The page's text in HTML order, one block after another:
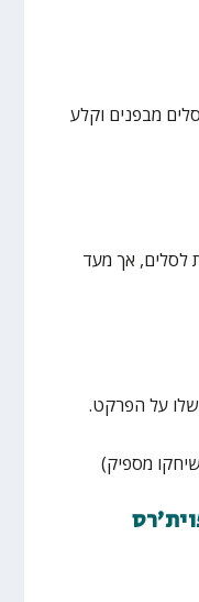
מבפנים וקלע
לסלים, אך מעד
שלו על הפרקט.
מספיק)